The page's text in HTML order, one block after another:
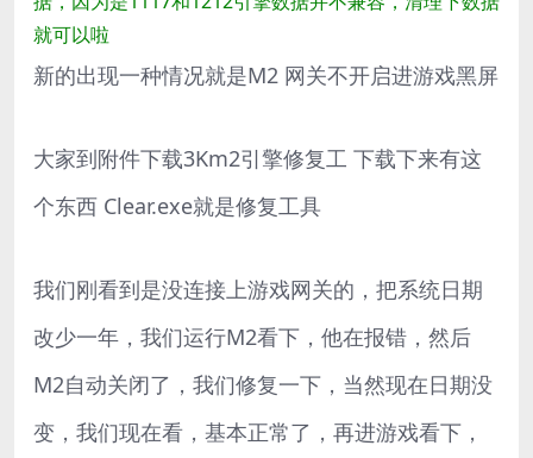
就可以啦
新的出现一种情况就是M2 网关不开启进游戏黑屏
大家到附件下载3Km2引擎修复工 下载下来有这
个东西 Clear.exe就是修复工具
我们刚看到是没连接上游戏网关的，把系统日期
改少一年，我们运行M2看下，他在报错，然后
M2自动关闭了，我们修复一下，当然现在日期没
变，我们现在看，基本正常了，再进游戏看下，